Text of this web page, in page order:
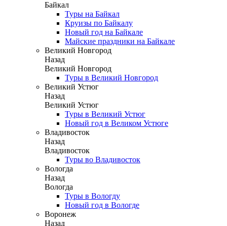
Байкал
Туры на Байкал
Круизы по Байкалу
Новый год на Байкале
Майские праздники на Байкале
Великий Новгород
Назад
Великий Новгород
Туры в Великий Новгород
Великий Устюг
Назад
Великий Устюг
Туры в Великий Устюг
Новый год в Великом Устюге
Владивосток
Назад
Владивосток
Туры во Владивосток
Вологда
Назад
Вологда
Туры в Вологду
Новый год в Вологде
Воронеж
Назад